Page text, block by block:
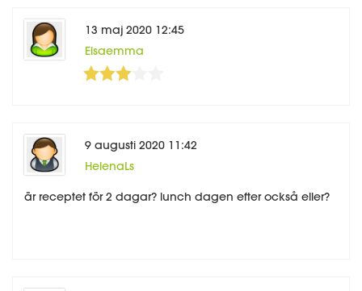
13 maj 2020 12:45
Elsaemma
9 augusti 2020 11:42
HelenaLs
är receptet för 2 dagar? lunch dagen efter också eller?